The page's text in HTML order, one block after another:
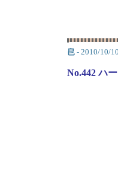
皀 - 2010/10/
No.442 ハ